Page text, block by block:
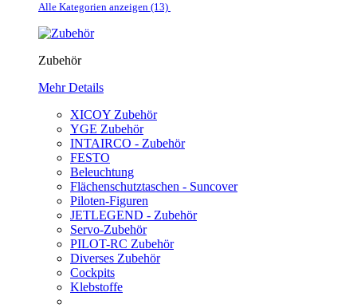
Alle Kategorien anzeigen (13)
Zubehör
Mehr Details
XICOY Zubehör
YGE Zubehör
INTAIRCO - Zubehör
FESTO
Beleuchtung
Flächenschutztaschen - Suncover
Piloten-Figuren
JETLEGEND - Zubehör
Servo-Zubehör
PILOT-RC Zubehör
Diverses Zubehör
Cockpits
Klebstoffe